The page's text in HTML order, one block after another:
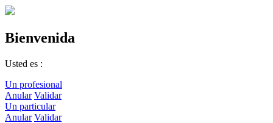
Bienvenida
Usted es :
Un profesional
Anular Validar
Un particular
Anular Validar